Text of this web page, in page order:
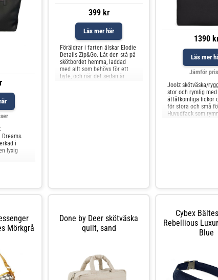
i
lyxig
399 kr
Läs mer här
Föräldrar i farten älskar Elodie
Details Zip&Go. Låt den stå på
skötbordet hemma, laddad
med allt som behövs för ett
byte, och när det sedan är
1390
Läs mer
Jämför
Joolz skötväska/
stor och rymlig med
ättåtkomliga fickor
för stora och små
Huvudfack som
Mörkgrå
Done by Deer skötväska
quilt, sand
Cybex
Rebellious
Blue